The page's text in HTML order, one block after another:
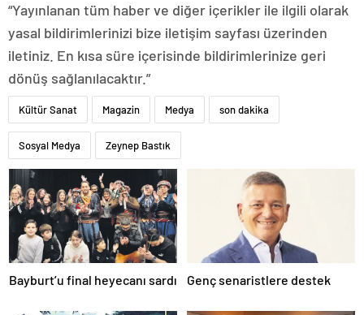
“Yayınlanan tüm haber ve diğer içerikler ile ilgili olarak
yasal bildirimlerinizi bize iletişim sayfası üzerinden
iletiniz. En kısa süre içerisinde bildirimlerinize geri
dönüş sağlanılacaktır.”
Kültür Sanat Magazin Medya son dakika
Sosyal Medya Zeynep Bastık
Bayburt’u final heyecanı sardı Genç senaristlere destek